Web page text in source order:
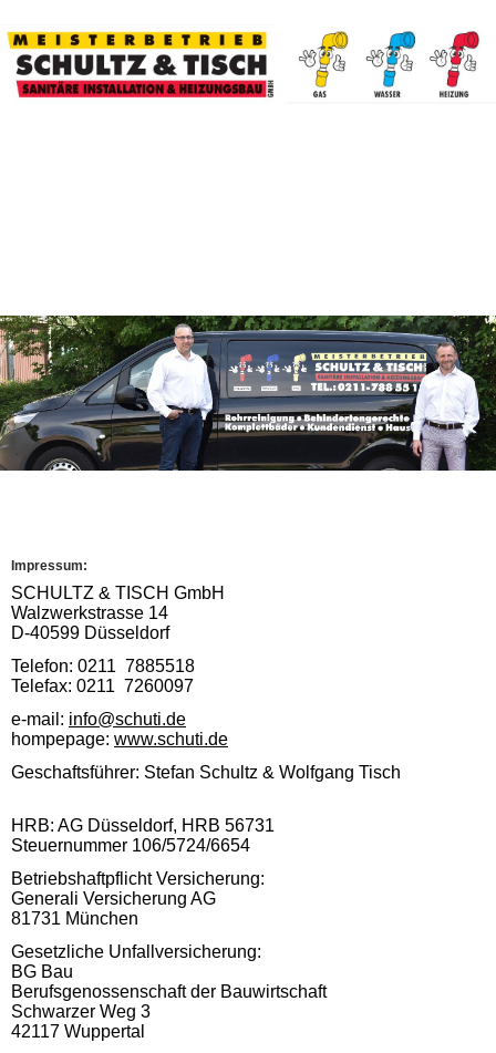
Impressum:
SCHULTZ & TISCH GmbH
Walzwerkstrasse 14
D-40599 Düsseldorf
Telefon: 0211 7885518
Telefax: 0211 7260097
e-mail: info@schuti.de
hompepage: www.schuti.de
Geschaftsführer: Stefan Schultz & Wolfgang Tisch
HRB: AG Düsseldorf, HRB 56731
Steuernummer 106/5724/6654
Betriebshaftpflicht Versicherung:
Generali Versicherung AG
81731 München
Gesetzliche Unfallversicherung:
BG Bau
Berufsgenossenschaft der Bauwirtschaft
Schwarzer Weg 3
42117 Wuppertal